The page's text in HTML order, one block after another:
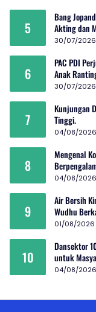
5
Bang
Akting dan
30/07/2026
6
PAC PDI
Anak
30/07/2026
7
Kunjungan
Tinggi.
04/08/2026
8
Mengenal
04/08/2026
9
Air Bersih
Wudhu
01/08/2026
10
Dansektor
untuk
04/08/2026